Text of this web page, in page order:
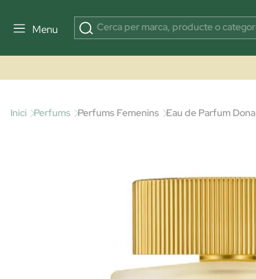
Menu
Inici Perfums Perfums Femenins Eau de Parfum Dona